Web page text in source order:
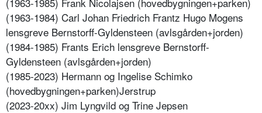
(1963-1984) Carl Johan Friedrich Frantz Hugo Mogens
lensgreve Bernstorff-Gyldensteen (avlsgården+jorden)
(1984-1985) Frants Erich lensgreve Bernstorff-
Gyldensteen (avlsgården+jorden)
(1985-2023) Hermann og Ingelise Schimko
(hovedbygningen+parken)Jerstrup
(2023-20xx) Jim Lyngvild og Trine Jepsen